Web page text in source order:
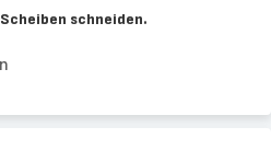
schneiden.